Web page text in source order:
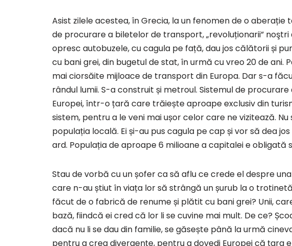
Asist zilele acestea, în Grecia, la un fenomen de o
de procurare a biletelor de transport, „revoluționarii” noştri
opresc autobuzele, cu cagula pe față, dau jos călătorii și
cu bani grei, din bugetul de stat, în urmă cu vreo 20 de
mai ciorsăite mijloace de transport din Europa. Dar s-a
rândul lumii. S-a construit și metroul. Sistemul de
Europei, într-o țară care trăiește aproape exclusiv din
sistem, pentru a le veni mai ușor celor care ne vizitează.
populația locală. Ei și-au pus cagula pe cap și vor să dea
ard. Populația de aproape 6 milioane a capitalei e obligată
Stau de vorbă cu un șofer ca să aflu ce crede el despre
care n-au știut în viața lor să strângă un șurub la o
făcut de o fabrică de renume și plătit cu bani grei? Unii,
bază, fiindcă ei cred că lor li se cuvine mai mult. De ce?
dacă nu li se dau din familie, se găsește până la urmă
pentru a crea divergențe, pentru a dovedi Europei că țara